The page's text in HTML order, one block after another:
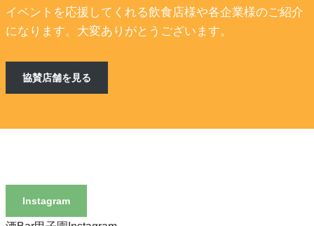
イベントを応援してくれる飲食店様や各企業様のご紹介
になります。大変ありがとうございます。
協賛店舗を見る
Instagram